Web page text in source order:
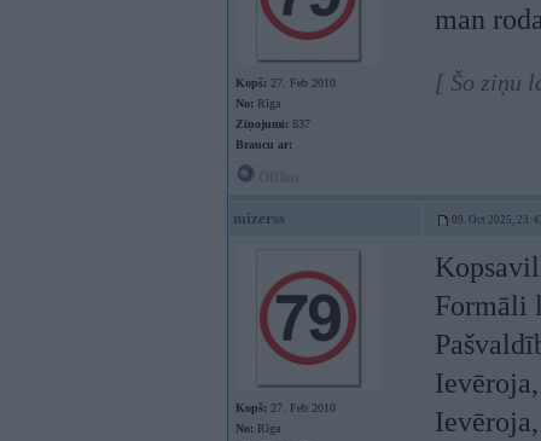
Kopš: 27. Feb 2010
No: Rīga
Ziņojumi: 837
Braucu ar:
man
[ Šo ziņu
mizerss 09. Oct 2025,
Kopš: 27. Feb 2010
No: Rīga
Formāli